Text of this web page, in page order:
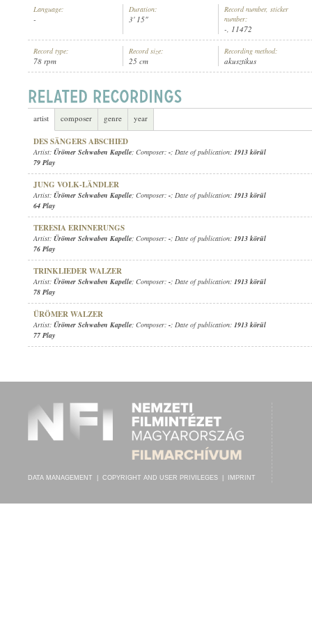
Language:
-
Duration:
3' 15"
Record number, sticker
number:
-, 11472
Record type:
78 rpm
Record size:
25 cm
Recording method:
akusztikus
artist composer genre year
DES SÄNGERS ABSCHIED
Artist: Ürömer Schwaben Kapelle; Composer: -; Date of publication: 1913 körül
79 Play
JUNG VOLK-LÄNDLER
Artist: Ürömer Schwaben Kapelle; Composer: -; Date of publication: 1913 körül
64 Play
TERESIA ERINNERUNGS
Artist: Ürömer Schwaben Kapelle; Composer: -; Date of publication: 1913 körül
76 Play
TRINKLIEDER WALZER
Artist: Ürömer Schwaben Kapelle; Composer: -; Date of publication: 1913 körül
78 Play
ÜRÖMER WALZER
Artist: Ürömer Schwaben Kapelle; Composer: -; Date of publication: 1913 körül
77 Play
DATA MANAGEMENT COPYRIGHT AND USER PRIVILEGES IMPRINT